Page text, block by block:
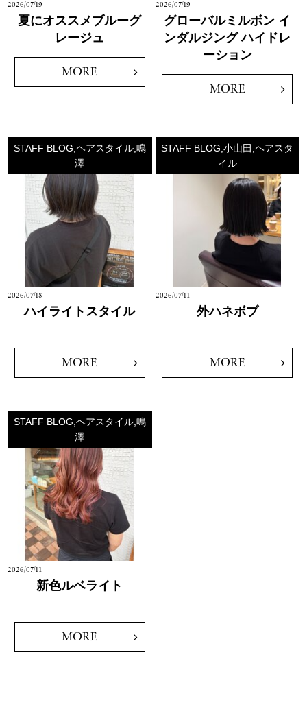
2026/07/19
夏にオススメブルーグ
レージュ
MORE
2026/07/19
グローバルミルボン イ
ンダルジング ハイドレ
ーション
MORE
STAFF BLOG,ヘアスタイル,鳴
澤
2026/07/18
ハイライトスタイル
MORE
STAFF BLOG,小山田,ヘアスタ
イル
2026/07/11
外ハネボブ
MORE
STAFF BLOG,ヘアスタイル,鳴
澤
2026/07/11
新色ルベライト
MORE